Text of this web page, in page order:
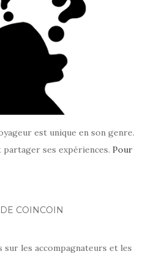
est unique en son genre.
ses expériences. Pour
COINCOIN
sur les accompagnateurs et les